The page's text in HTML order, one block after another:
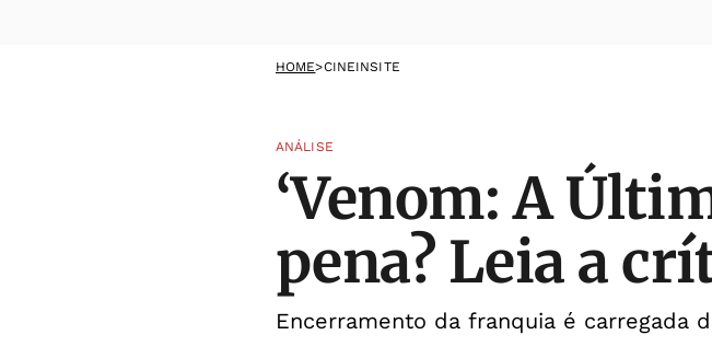
HOME>CINEINSITE
ANÁLISE
‘Venom: A
pena? Leia a
Encerramento da franquia é carregada